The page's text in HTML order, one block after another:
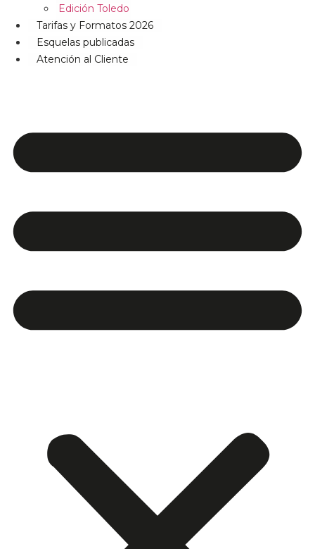
Edición Toledo
Tarifas y Formatos 2026
Esquelas publicadas
Atención al Cliente